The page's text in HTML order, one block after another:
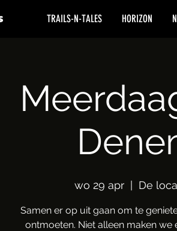
TRAILS-N-TALES HORIZON
wo 29 apr De
Samen er op uit gaan om te
ontmoeten. Niet alleen maken we